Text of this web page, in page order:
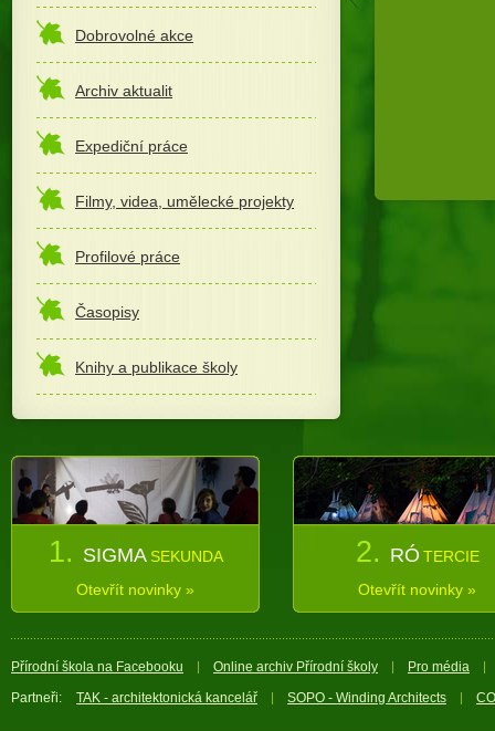
Dobrovolné akce
Archiv aktualit
Expediční práce
Filmy, videa, umělecké projekty
Profilové práce
Časopisy
Knihy a publikace školy
1. SIGMA SEKUNDA
Otevřít novinky »
2. RÓ TERCIE
Otevřít novinky »
Přírodní škola na Facebooku Online archiv Přírodní školy
Pro média
Partneři:
TAK - architektonická kancelář SOPO - Winding Architects